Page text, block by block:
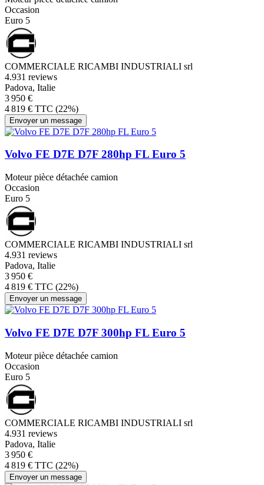
Occasion
Euro 5
COMMERCIALE RICAMBI INDUSTRIALI srl
4.931 reviews
Padova, Italie
3 950 €
4 819 € TTC (22%)
Envoyer un message
Volvo FE D7E D7F 280hp FL Euro 5
Moteur pièce détachée camion
Occasion
Euro 5
COMMERCIALE RICAMBI INDUSTRIALI srl
4.931 reviews
Padova, Italie
3 950 €
4 819 € TTC (22%)
Envoyer un message
Volvo FE D7E D7F 300hp FL Euro 5
Moteur pièce détachée camion
Occasion
Euro 5
COMMERCIALE RICAMBI INDUSTRIALI srl
4.931 reviews
Padova, Italie
3 950 €
4 819 € TTC (22%)
Envoyer un message